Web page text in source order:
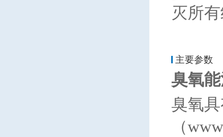
灭所
主要参数
臭氧
臭氧
（